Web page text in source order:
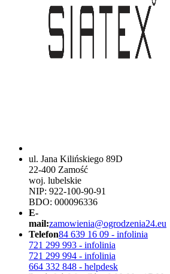
ul. Jana Kilińskiego 89D
22-400 Zamość
woj. lubelskie
NIP: 922-100-90-91
BDO: 000096336
E-
mail:zamowienia@ogrodzenia24.eu
Telefon84 639 16 09 - infolinia
721 299 993 - infolinia
721 299 994 - infolinia
664 332 848 - helpdesk